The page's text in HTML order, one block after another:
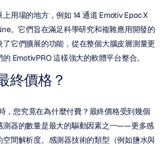
用場的地方，例如 14 通道 Emotiv Epoc X
。它們旨在滿足科學研究和複雜應用開發的
它們擴展的功能，從在整個大腦皮層測量更
EmotivPRO 這樣強大的軟體平台整合。
終價格？
，您究竟在為什麼付費？最終價格受到幾個
測器的數量是最大的驅動因素之一——更多感
間解析度。感測器技術的類型（例如鹽水與